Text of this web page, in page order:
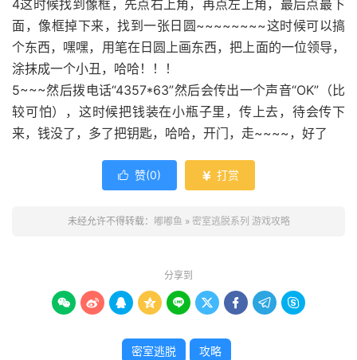
4这时候找到像框，先点右上角，再点左上角，最后点最下
面，像框掉下来，找到一张日圆~~~~~~~~这时候可以搞
个东西，嘿嘿，用笔在日圆上画东西，把上面的一位领导，
涂抹成一个小丑，哈哈！！！
5~~~然后拨电话“4357*63”然后会传出一个声音“OK”（比
较可怕），这时候把钱装在小瓶子里，传上去，待会传下
来，钱没了，多了把钥匙，哈哈，开门，走~~~~，好了
 赞(0)  打赏
未经允许不得转载： 嘟嘟鱼 » 密室逃脱系列 游戏攻略
分享到
        
密室逃脱 攻略